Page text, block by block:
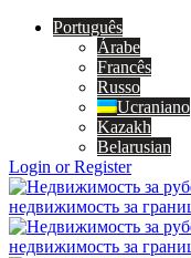
Português
Árabe
Francês
Russo
Ucraniano
Kazakh
Belarusian
Login or Register